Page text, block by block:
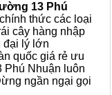
13 Phú
thức các loại
cây hàng nhập
đại lý lớn
quốc giá rẻ ưu
Phú Nhuận luôn
ngần ngại gọi